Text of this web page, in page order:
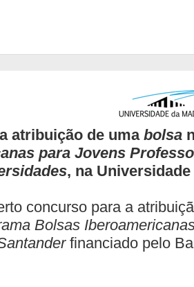
atribuição de uma bolsa
para Jovens
, na
concurso para a
Bolsas
financiado pelo